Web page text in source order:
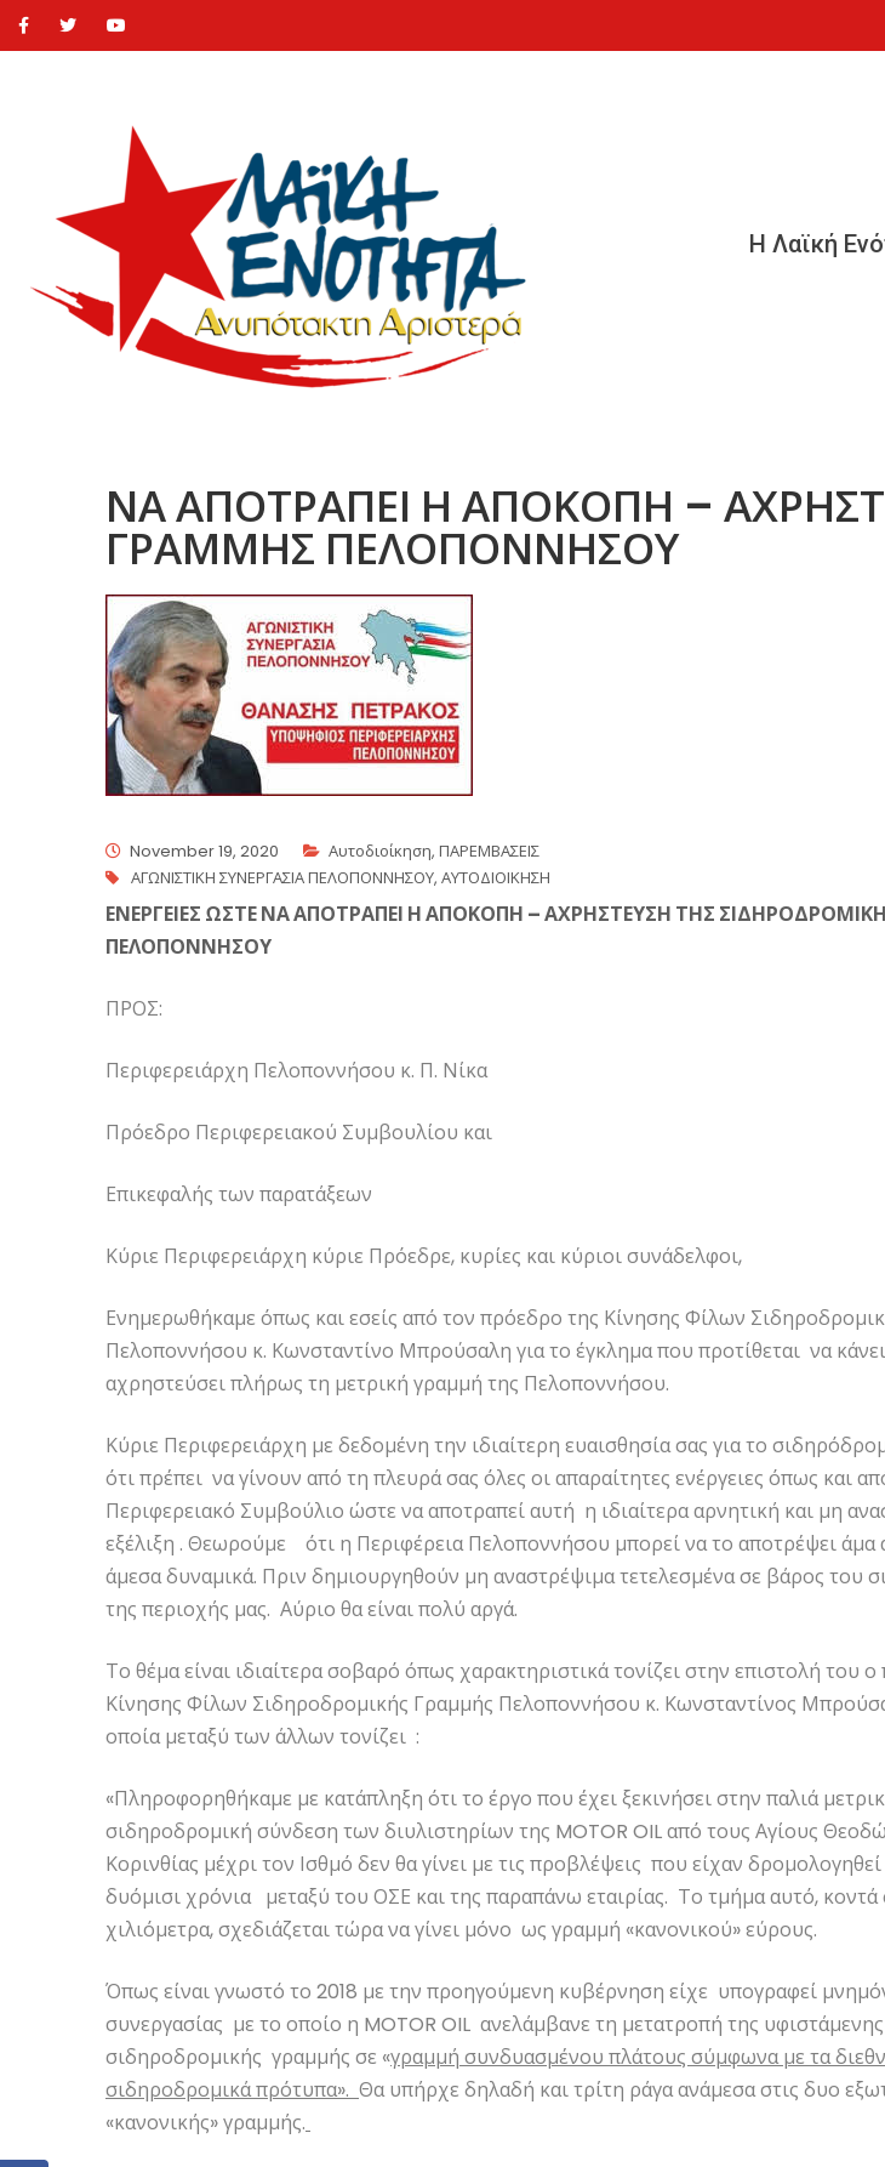
Η Λαϊκή
ΝΑ ΑΠΟΤΡΑΠΕΙ Η ΑΠΟΚΟΠΗ –
ΓΡΑΜΜΗΣ ΠΕΛΟΠΟΝΝΗΣΟΥ
November 19, 2020 Αυτοδιοίκηση, ΠΑΡΕΜΒΑΣΕΙΣ
ΑΓΩΝΙΣΤΙΚΗ ΣΥΝΕΡΓΑΣΙΑ ΠΕΛΟΠΟΝΝΗΣΟΥ, ΑΥΤΟΔΙΟΙΚΗΣΗ
ΕΝΕΡΓΕΙΕΣ ΩΣΤΕ ΝΑ ΑΠΟΤΡΑΠΕΙ Η ΑΠΟΚΟΠΗ – ΑΧΡΗΣΤΕΥΣΗ ΤΗΣ
ΠΕΛΟΠΟΝΝΗΣΟΥ
ΠΡΟΣ:
Περιφερειάρχη Πελοποννήσου κ. Π. Νίκα
Πρόεδρο Περιφερειακού Συμβουλίου και
Επικεφαλής των παρατάξεων
Κύριε Περιφερειάρχη κύριε Πρόεδρε, κυρίες και κύριοι συνάδελφοι,
Ενημερωθήκαμε όπως και εσείς από τον πρόεδρο της Κίνησης Φίλων
Πελοποννήσου κ. Κωνσταντίνο Μπρούσαλη για το έγκλημα που προτίθεται να
αχρηστεύσει πλήρως τη μετρική γραμμή της Πελοποννήσου.
Κύριε Περιφερειάρχη με δεδομένη την ιδιαίτερη ευαισθησία σας για το
ότι πρέπει να γίνουν από τη πλευρά σας όλες οι απαραίτητες ενέργειες όπως και
Περιφερειακό Συμβούλιο ώστε να αποτραπεί αυτή η ιδιαίτερα αρνητική και μη
εξέλιξη . Θεωρούμε ότι η Περιφέρεια Πελοποννήσου μπορεί να το αποτρέψει άμα
άμεσα δυναμικά. Πριν δημιουργηθούν μη αναστρέψιμα τετελεσμένα σε βάρος του
της περιοχής μας. Αύριο θα είναι πολύ αργά.
Το θέμα είναι ιδιαίτερα σοβαρό όπως χαρακτηριστικά τονίζει στην επιστολή του
Κίνησης Φίλων Σιδηροδρομικής Γραμμής Πελοποννήσου κ. Κωνσταντίνος
οποία μεταξύ των άλλων τονίζει :
«Πληροφορηθήκαμε με κατάπληξη ότι το έργο που έχει ξεκινήσει στην παλιά
σιδηροδρομική σύνδεση των διυλιστηρίων της MOTOR OIL από τους Αγίους
Κορινθίας μέχρι τον Ισθμό δεν θα γίνει με τις προβλέψεις που είχαν
δυόμισι χρόνια μεταξύ του ΟΣΕ και της παραπάνω εταιρίας. Το τμήμα αυτό, κοντά
χιλιόμετρα, σχεδιάζεται τώρα να γίνει μόνο ως γραμμή «κανονικού» εύρους.
Όπως είναι γνωστό το 2018 με την προηγούμενη κυβέρνηση είχε υπογραφεί
συνεργασίας με το οποίο η MOTOR OIL ανελάμβανε τη μετατροπή της
σιδηροδρομικής γραμμής σε «γραμμή συνδυασμένου πλάτους σύμφωνα με τα
σιδηροδρομικά πρότυπα». Θα υπήρχε δηλαδή και τρίτη ράγα ανάμεσα στις δυο
«κανονικής» γραμμής.